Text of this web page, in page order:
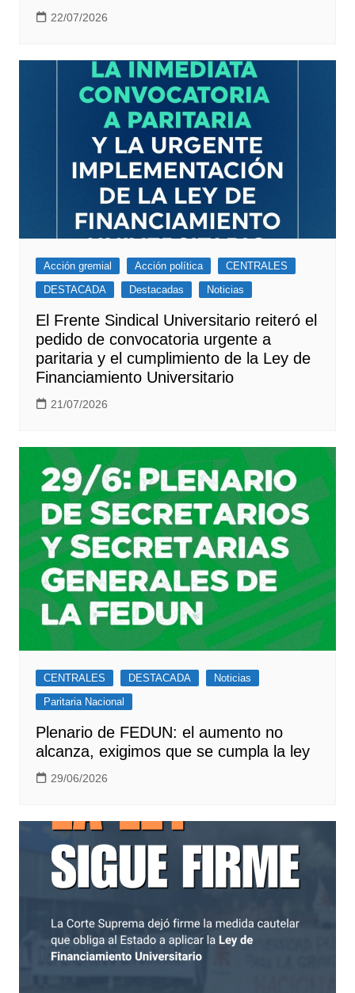
22/07/2026
Acción gremial Acción política
CENTRALES
DESTACADA
Destacadas Noticias
El Frente Sindical Universitario reiteró el
pedido de convocatoria urgente a
paritaria y el cumplimiento de la Ley de
Financiamiento Universitario
21/07/2026
CENTRALES DESTACADA
Noticias
Paritaria Nacional
Plenario de FEDUN: el aumento no
alcanza, exigimos que se cumpla la ley
29/06/2026